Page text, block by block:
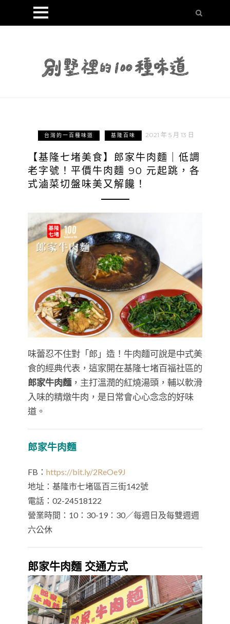
台灣的一百種味道 基隆百味 2021 年 5 月 13 日
【基隆七堵美食】郎家牛肉麵｜低調
老字號！平價牛肉麵 90 元起跳，各
式滷菜切盤味美又解饞！
味蕾忍不住對「郎」造！牛肉麵可說是中式美
食的經典代表，這家開在基隆七堵百福社區的
郎家牛肉麵，主打溫潤的紅燒湯頭，輔以軟滑
入味的精燉牛肉，是日常會心心念念的好味
道。
郎家牛肉麵
FB： https://bit.ly/2ReOe9J
地址：基隆市七堵區百三街142號
電話：02-24518122
營業時間：10：30-19：30／每週日及每雙週週
六公休
郎家牛肉麵 交通方式